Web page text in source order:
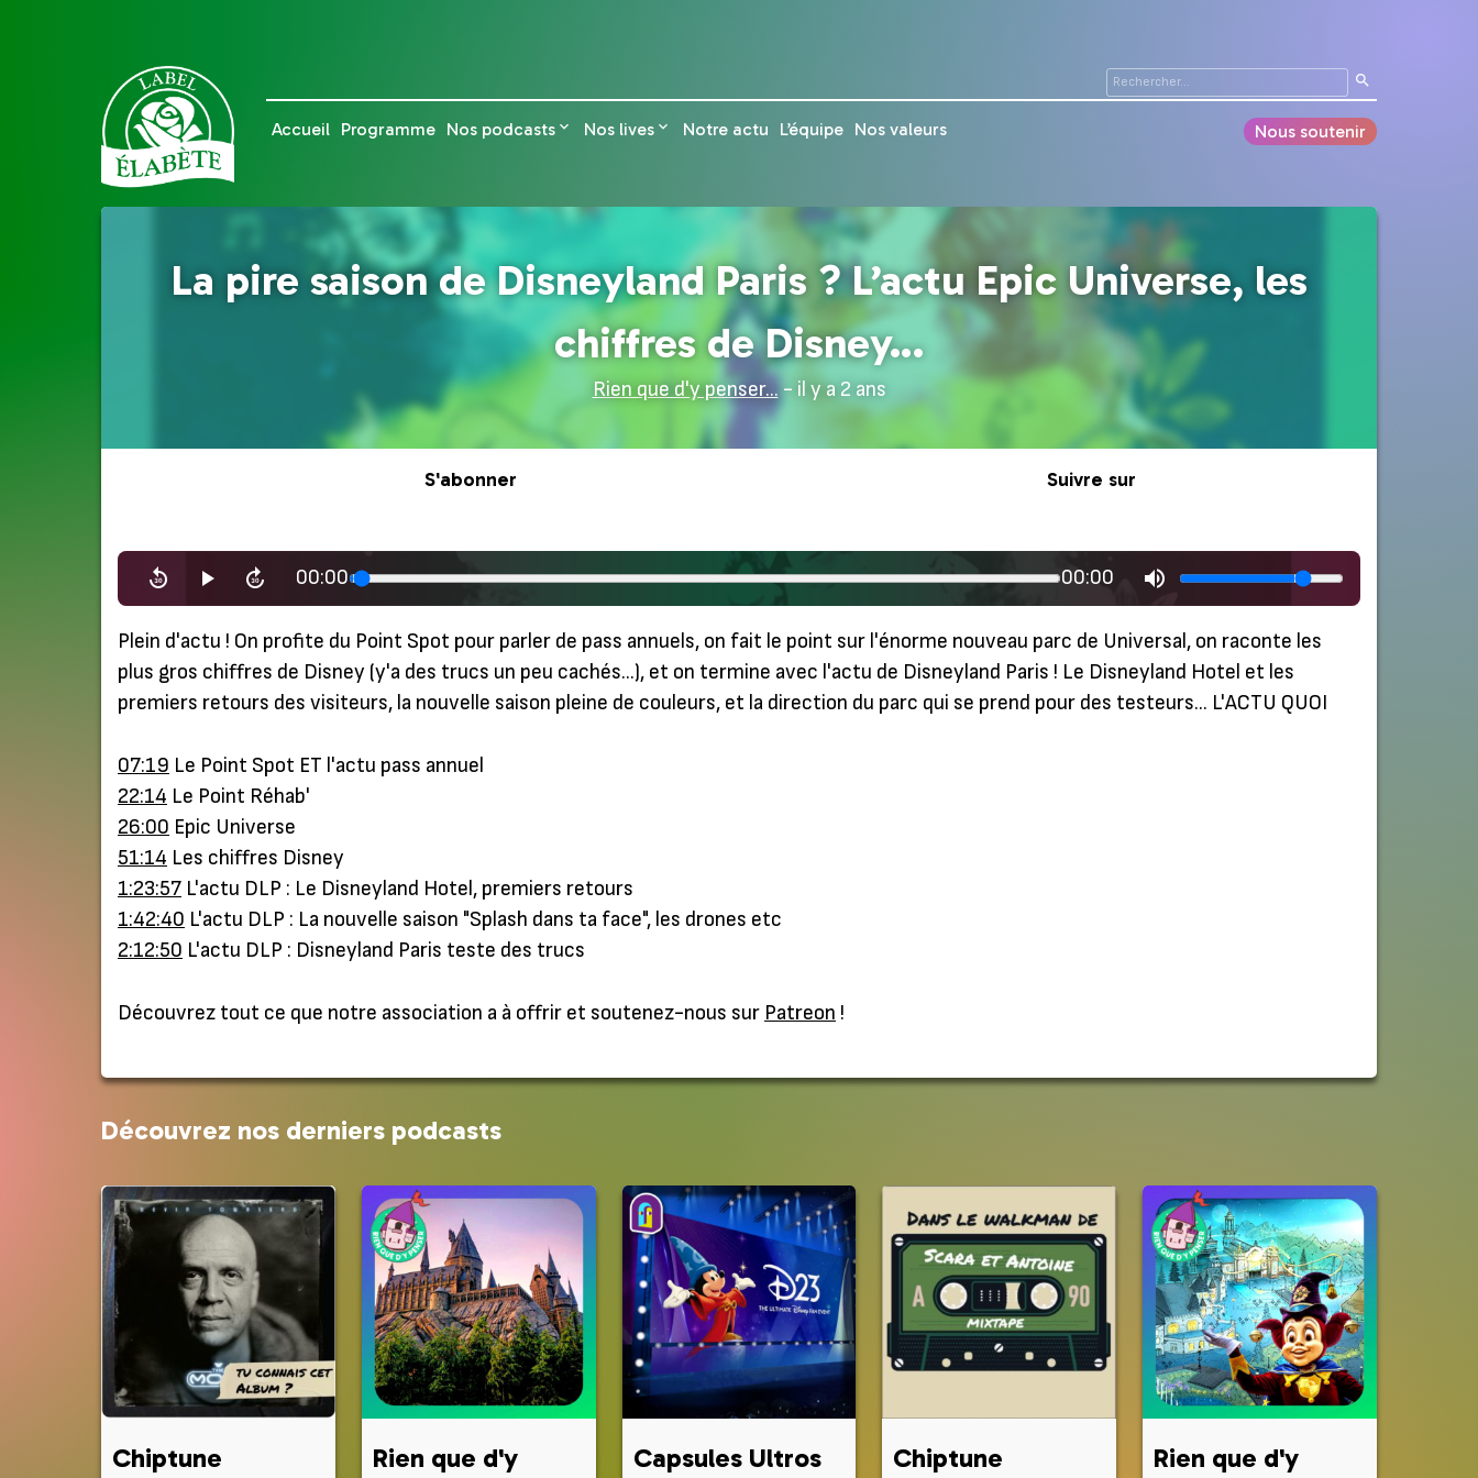
Accueil Programme Nos podcasts Nos lives Notre actu L’équipe Nos valeurs Nous soutenir
La pire saison de Disneyland Paris ? L’actu Epic Universe, les
chiffres de Disney…
Rien que d'y penser... - il y a 2 ans
S'abonner Suivre sur
00:00 00:00
Plein d'actu ! On profite du Point Spot pour parler de pass annuels, on fait le point sur l'énorme nouveau parc de Universal, on raconte les
plus gros chiffres de Disney (y'a des trucs un peu cachés…), et on termine avec l'actu de Disneyland Paris ! Le Disneyland Hotel et les
premiers retours des visiteurs, la nouvelle saison pleine de couleurs, et la direction du parc qui se prend pour des testeurs… L'ACTU QUOI
07:19 Le Point Spot ET l'actu pass annuel
22:14 Le Point Réhab'
26:00 Epic Universe
51:14 Les chiffres Disney
1:23:57 L'actu DLP : Le Disneyland Hotel, premiers retours
1:42:40 L'actu DLP : La nouvelle saison "Splash dans ta face", les drones etc
2:12:50 L'actu DLP : Disneyland Paris teste des trucs
Découvrez tout ce que notre association a à offrir et soutenez-nous sur Patreon !
Découvrez nos derniers podcasts
Chiptune Rien que d'y Capsules Ultros Chiptune Rien que d'y